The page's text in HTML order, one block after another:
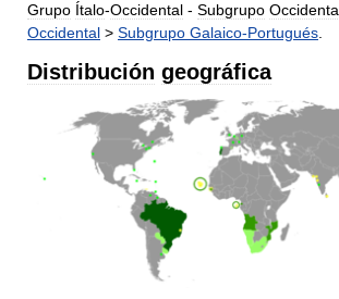
Grupo Ítalo-Occidental - Subgrupo
Occidental > Subgrupo Galaico-Portugués.
Distribución geográfica